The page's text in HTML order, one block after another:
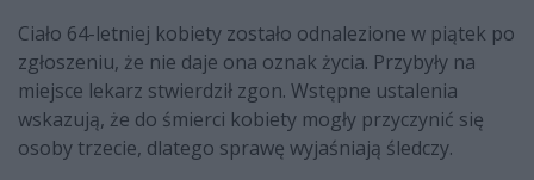
Ciało 64-letniej kobiety zostało odnalezione w piątek po
zgłoszeniu, że nie daje ona oznak życia. Przybyły na
miejsce lekarz stwierdził zgon. Wstępne ustalenia
wskazują, że do śmierci kobiety mogły przyczynić się
osoby trzecie, dlatego sprawę wyjaśniają śledczy.